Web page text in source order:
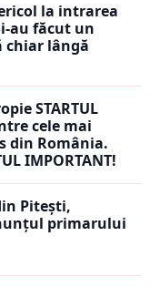
la intrarea
au făcut un
chiar lângă
STARTUL
cele mai
din România.
IMPORTANT!
Pitești,
primarului